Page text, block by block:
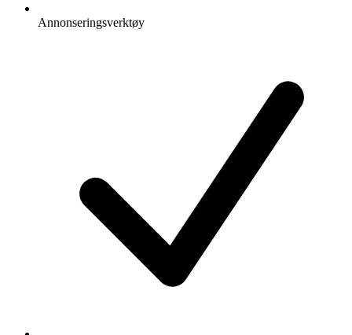
Annonseringsverktøy